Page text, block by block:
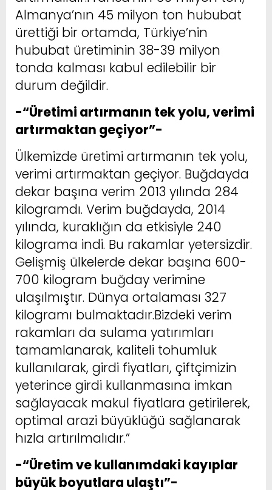
Almanya’nın 45 milyon ton hububat
ürettiği bir ortamda, Türkiye’nin
hububat üretiminin 38-39 milyon
tonda kalması kabul edilebilir bir
durum değildir.
-“Üretimi artırmanın tek yolu, verimi
artırmaktan geçiyor”-
Ülkemizde üretimi artırmanın tek yolu,
verimi artırmaktan geçiyor. Buğdayda
dekar başına verim 2013 yılında 284
kilogramdı. Verim buğdayda, 2014
yılında, kuraklığın da etkisiyle 240
kilograma indi. Bu rakamlar yetersizdir.
Gelişmiş ülkelerde dekar başına 600-
700 kilogram buğday verimine
ulaşılmıştır. Dünya ortalaması 327
kilogramı bulmaktadır.Bizdeki verim
rakamları da sulama yatırımları
tamamlanarak, kaliteli tohumluk
kullanılarak, girdi fiyatları, çiftçimizin
yeterince girdi kullanmasına imkan
sağlayacak makul fiyatlara getirilerek,
optimal arazi büyüklüğü sağlanarak
hızla artırılmalıdır.”
-“Üretim ve kullanımdaki kayıplar
büyük boyutlara ulaştı”-